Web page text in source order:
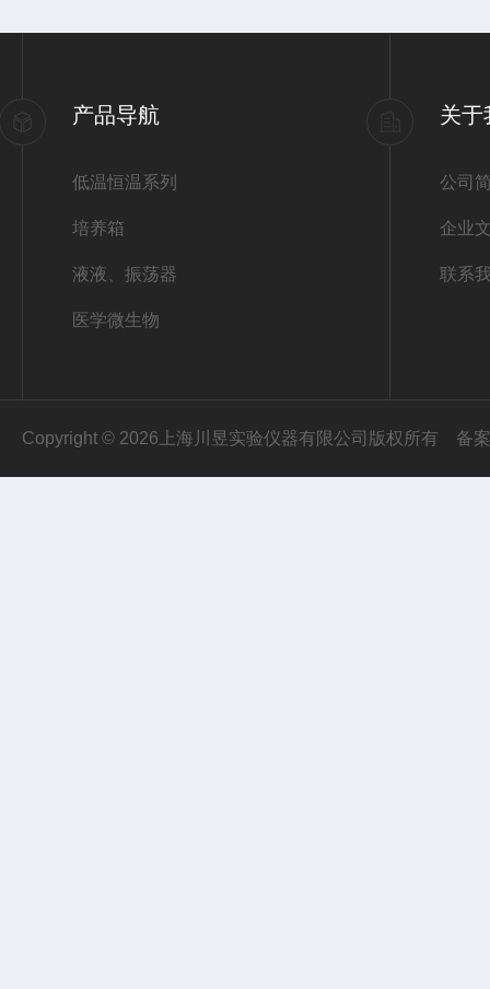
产品导航
低温恒温系列
培养箱
液液、振荡器
医学微生物
关于
公司
企业
联系
Copyright © 2026上海川昱实验仪器有限公司版权所有 备